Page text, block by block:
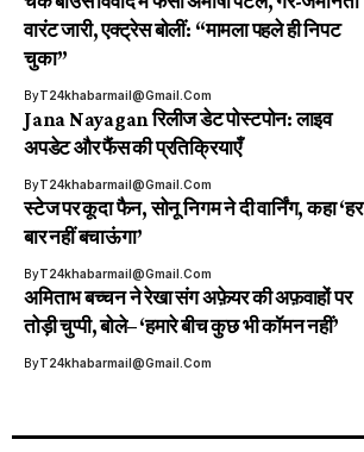
वारंट जारी, एक्ट्रेस बोलीं: “मामला पहले ही निपट
चुका”
ByT24khabarmail@gmail.com
Jana Nayagan रिलीज डेट पोस्टपोन: लाइव
अपडेट और फैंस की प्रतिक्रियाएँ
ByT24khabarmail@gmail.com
स्टेज पर कूदा फैन, सोनू निगम ने दी वार्निंग, कहा ‘हर
बार नहीं बचाऊंगा’
ByT24khabarmail@gmail.com
अमिताभ बच्चन ने रेखा संग अफ़ेयर की अफ़वाहों पर
तोड़ी चुप्पी, बोले– ‘हमारे बीच कुछ भी कॉमन नहीं’
ByT24khabarmail@gmail.com